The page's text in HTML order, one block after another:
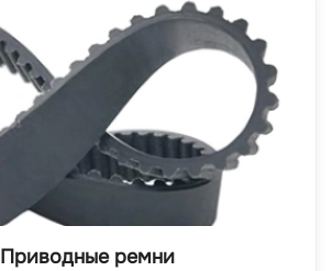
Приводные ремни